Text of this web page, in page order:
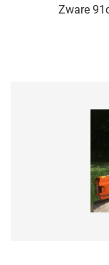
Zware